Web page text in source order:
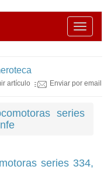
Toggle
artículo Enviar por email
series
series 334,